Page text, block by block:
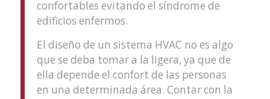
confortables evitando el síndrome de
edificios enfermos.
El diseño de un sistema HVAC no es algo
que se deba tomar a la ligera, ya que de
ella depende el confort de las personas
en una determinada área. Contar con la